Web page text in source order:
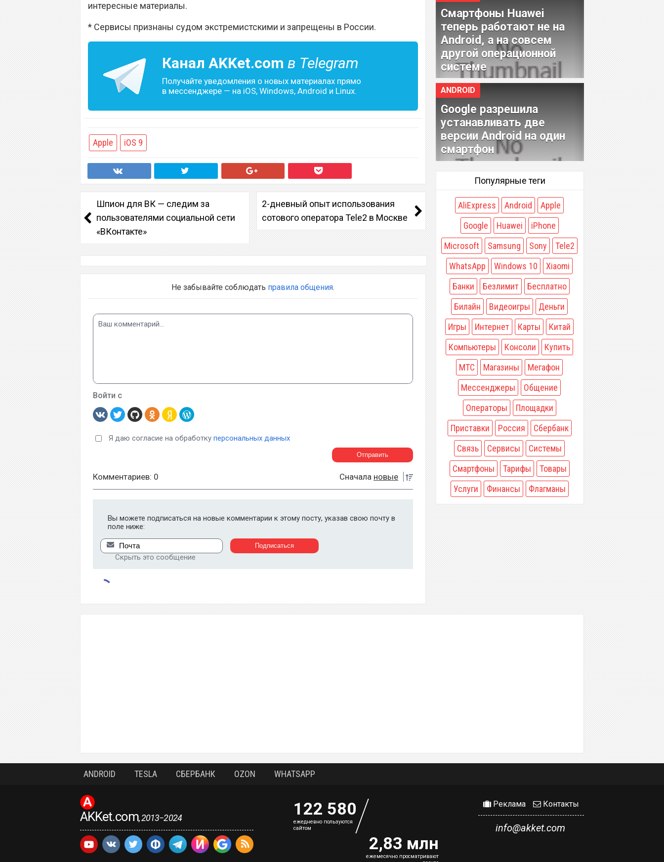
интересные материалы.
* Сервисы признаны судом экстремистскими и запрещены в России.
Канал AKKet.com в Telegram
Получайте уведомления о новых материалах прямо
в мессенджере — на iOS, Windows, Android и Linux.
Apple iOS 9
Шпион для ВК — следим за
пользователями социальной сети
«ВКонтакте»
2-дневный опыт использования
сотового оператора Tele2 в Москве
Не забывайте соблюдать правила общения.
Войти с
Я даю согласие на обработку персональных данных
Комментариев: 0 Сначала новые
Вы можете подписаться на новые комментарии к этому посту, указав свою почту в
поле ниже:
Скрыть это сообщение
Смартфоны Huawei
теперь работают не на
Android, а на совсем
другой операционной
системе
ANDROID
Google разрешила
устанавливать две
версии Android на один
смартфон
Популярные теги
AliExpress Android
Apple
Google
Huawei
iPhone
Microsoft
Samsung Sony
Tele2
WhatsApp
Windows 10
Xiaomi
Банки
Безлимит
Бесплатно
Билайн
Видеоигры
Деньги
Игры
Интернет Карты
Китай
Компьютеры
Консоли
Купить
МТС
Магазины
Мегафон
Мессенджеры
Общение
Операторы
Площадки
Приставки
Россия
Сбербанк
Связь
Сервисы
Системы
Смартфоны
Тарифы
Товары
Услуги
Финансы Флагманы
ANDROID TESLA СБЕРБАНК OZON WHATSAPP
Реклама Контакты
info@akket.com
122 580
eжедневно пользуются
сайтом
2,83 млн
ежемесячно просматривают
AKKet.com, 2013−2024